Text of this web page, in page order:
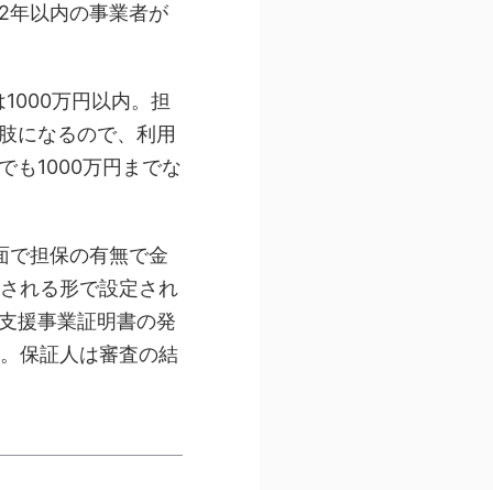
年以内の事業者が
万円以内。担
になるので、利用
も1000万円までな
で担保の有無で金
れる形で設定され
援事業証明書の発
保証人は審査の結